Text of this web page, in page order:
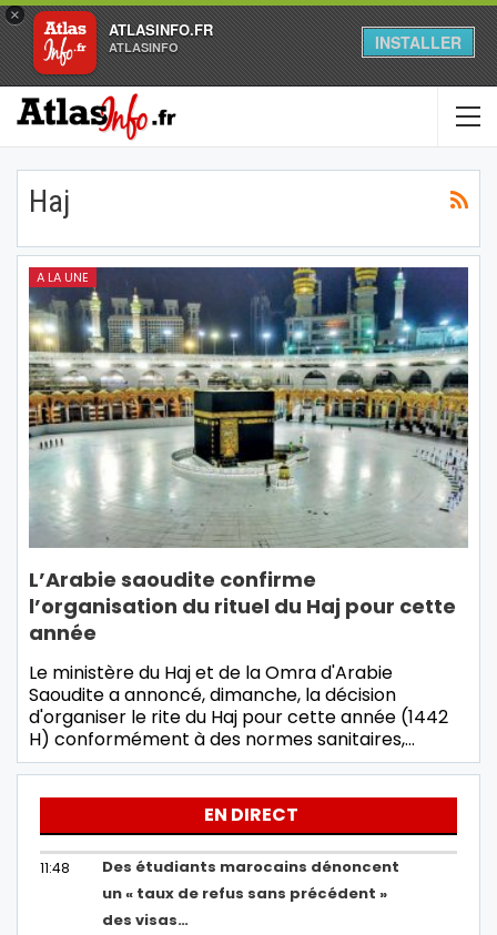
×
ATLASINFO.FR
ATLASINFO INSTALLER
Haj
A LA UNE
L’Arabie saoudite confirme
l’organisation du rituel du Haj pour cette
année
Le ministère du Haj et de la Omra d'Arabie
Saoudite a annoncé, dimanche, la décision
d'organiser le rite du Haj pour cette année (1442
H) conformément à des normes sanitaires,…
EN DIRECT
11:48
Des étudiants marocains dénoncent
un « taux de refus sans précédent »
des visas…